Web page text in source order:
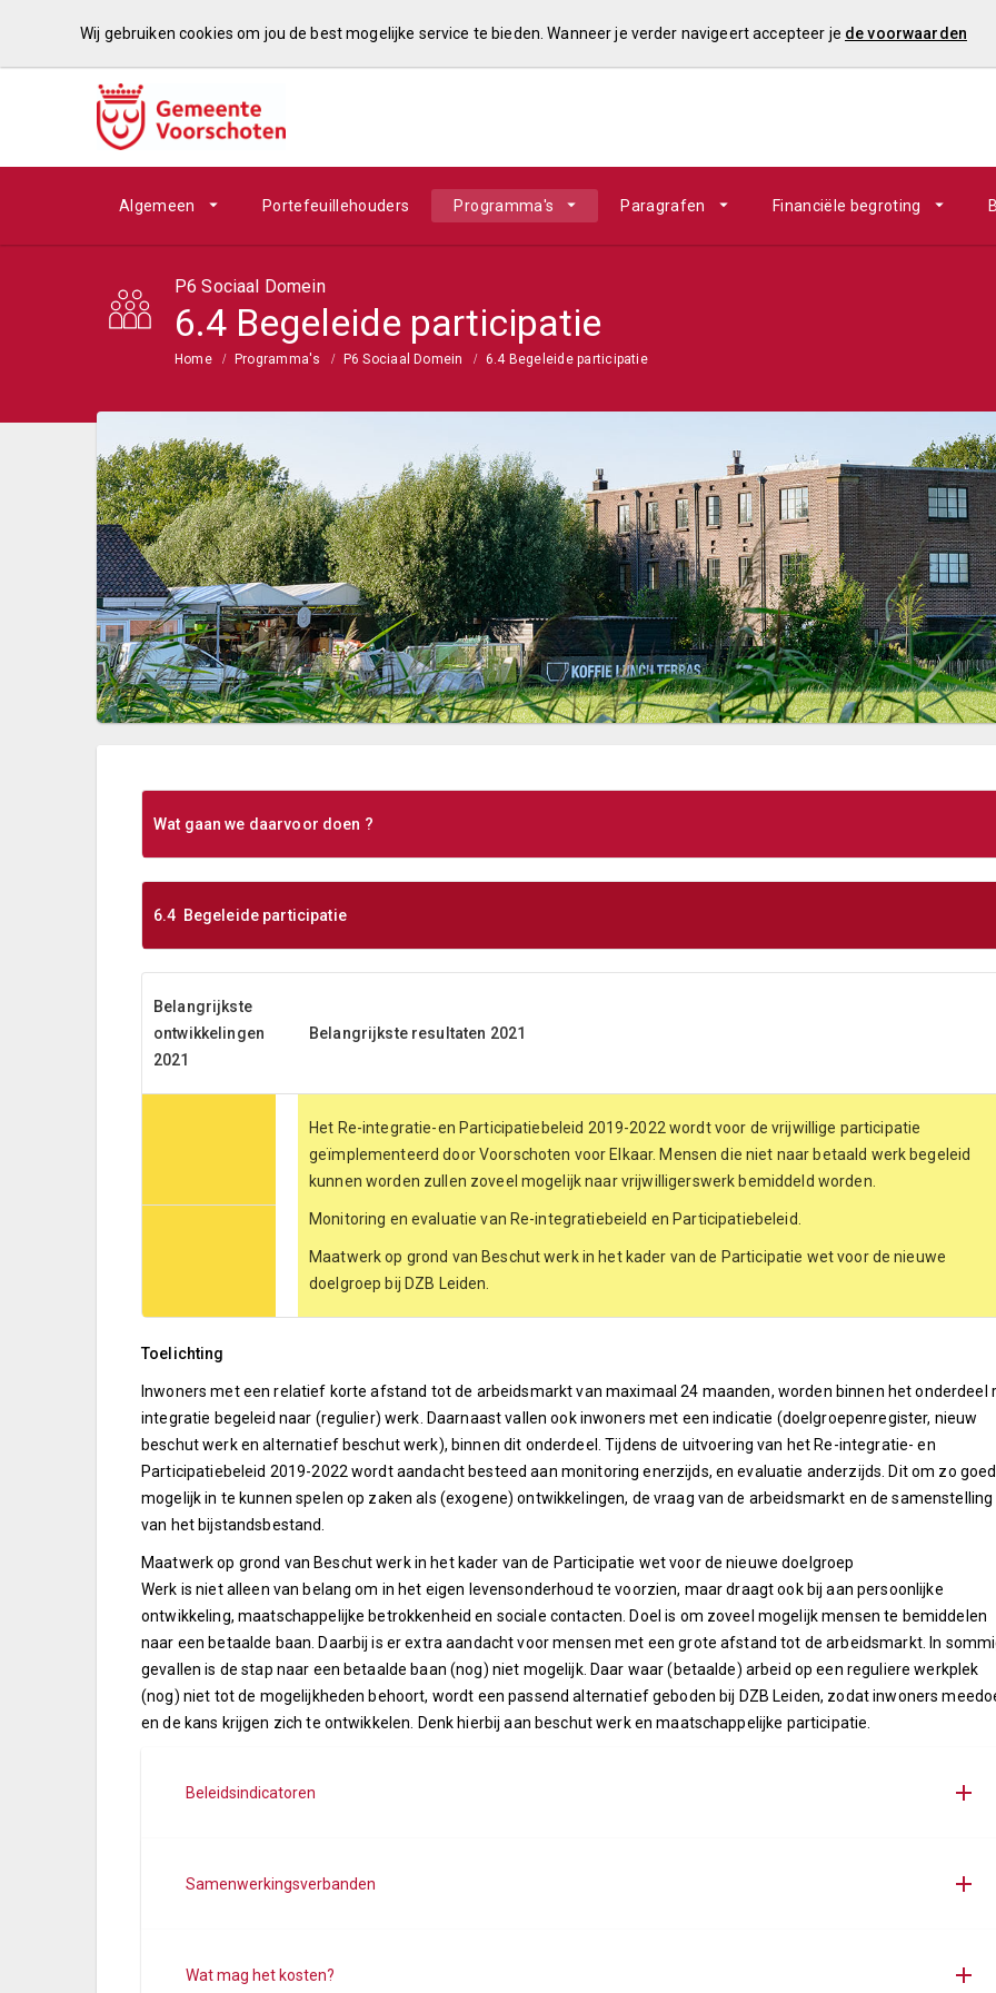
Algemeen Portefeuillehouders Programma's Paragrafen Financiële begroting
P6 Sociaal Domein
6.4 Begeleide participatie
Home Programma's P6 Sociaal Domein 6.4 Begeleide participatie
Wat gaan we daarvoor doen ?
6.4 Begeleide participatie
Belangrijkste
ontwikkelingen
2021
Belangrijkste resultaten 2021
Het Re-integratie-en Participatiebeleid 2019-2022 wordt voor de vrijwillige participatie
geïmplementeerd door Voorschoten voor Elkaar. Mensen die niet naar betaald werk begeleid
kunnen worden zullen zoveel mogelijk naar vrijwilligerswerk bemiddeld worden.
Monitoring en evaluatie van Re-integratiebeield en Participatiebeleid.
Maatwerk op grond van Beschut werk in het kader van de Participatie wet voor de nieuwe
doelgroep bij DZB Leiden.
Toelichting
Inwoners met een relatief korte afstand tot de arbeidsmarkt van maximaal 24 maanden, worden binnen het onderdeel
integratie begeleid naar (regulier) werk. Daarnaast vallen ook inwoners met een indicatie (doelgroepenregister, nieuw
beschut werk en alternatief beschut werk), binnen dit onderdeel. Tijdens de uitvoering van het Re-integratie- en
Participatiebeleid 2019-2022 wordt aandacht besteed aan monitoring enerzijds, en evaluatie anderzijds. Dit om zo goed
mogelijk in te kunnen spelen op zaken als (exogene) ontwikkelingen, de vraag van de arbeidsmarkt en de samenstelling
van het bijstandsbestand.
Maatwerk op grond van Beschut werk in het kader van de Participatie wet voor de nieuwe doelgroep
Werk is niet alleen van belang om in het eigen levensonderhoud te voorzien, maar draagt ook bij aan persoonlijke
ontwikkeling, maatschappelijke betrokkenheid en sociale contacten. Doel is om zoveel mogelijk mensen te bemiddelen
naar een betaalde baan. Daarbij is er extra aandacht voor mensen met een grote afstand tot de arbeidsmarkt. In
gevallen is de stap naar een betaalde baan (nog) niet mogelijk. Daar waar (betaalde) arbeid op een reguliere werkplek
(nog) niet tot de mogelijkheden behoort, wordt een passend alternatief geboden bij DZB Leiden, zodat inwoners
en de kans krijgen zich te ontwikkelen. Denk hierbij aan beschut werk en maatschappelijke participatie.
Beleidsindicatoren
Samenwerkingsverbanden
Wat mag het kosten?
Wij gebruiken cookies om jou de best mogelijke service te bieden. Wanneer je verder navigeert accepteer je de voorwaarden